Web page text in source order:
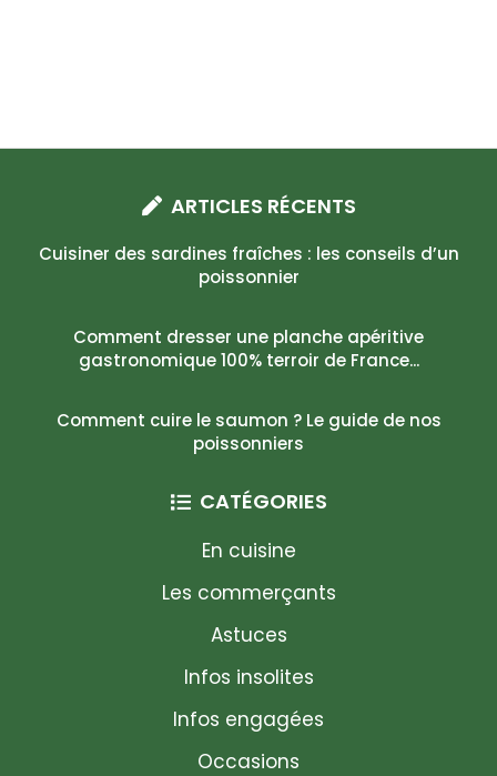
ARTICLES RÉCENTS
Cuisiner des sardines fraîches : les conseils d’un
poissonnier
Comment dresser une planche apéritive
gastronomique 100% terroir de France...
Comment cuire le saumon ? Le guide de nos
poissonniers
CATÉGORIES
En cuisine
Les commerçants
Astuces
Infos insolites
Infos engagées
Occasions